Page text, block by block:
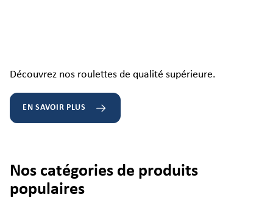
Découvrez nos roulettes de qualité supérieure.
EN SAVOIR PLUS
Nos catégories de produits
populaires